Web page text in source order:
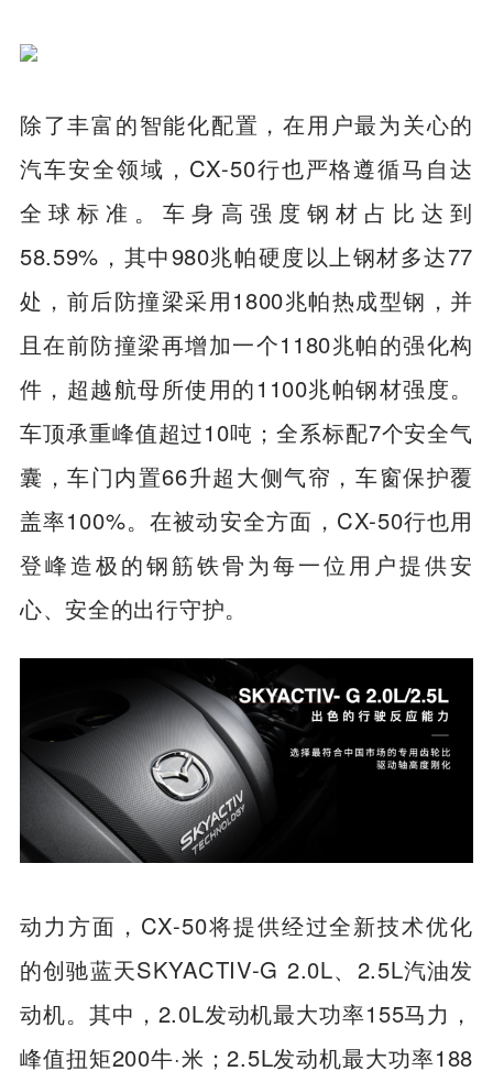
用户的操作更加智能好用。
除了丰富的智能化配置，在用户最为关心的
汽车安全领域，CX-50行也严格遵循马自达
全球标准。车身高强度钢材占比达到
58.59%，其中980兆帕硬度以上钢材多达77
处，前后防撞梁采用1800兆帕热成型钢，并
且在前防撞梁再增加一个1180兆帕的强化构
件，超越航母所使用的1100兆帕钢材强度。
车顶承重峰值超过10吨；全系标配7个安全气
囊，车门内置66升超大侧气帘，车窗保护覆
盖率100%。在被动安全方面，CX-50行也用
登峰造极的钢筋铁骨为每一位用户提供安
心、安全的出行守护。
动力方面，CX-50将提供经过全新技术优化
的创驰蓝天SKYACTIV-G 2.0L、2.5L汽油发